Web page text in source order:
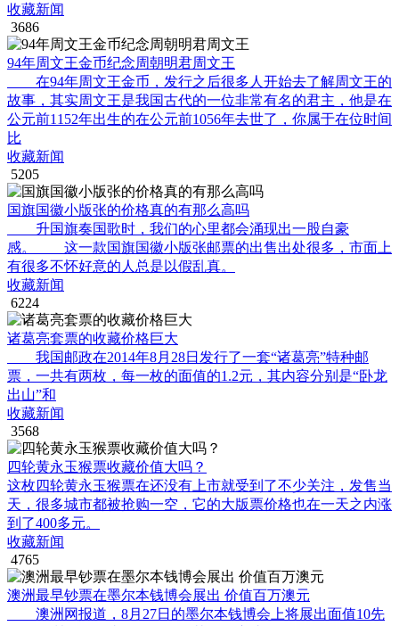
收藏新闻
3686
94年周文王金币纪念周朝明君周文王
在94年周文王金币，发行之后很多人开始去了解周文王的
故事，其实周文王是我国古代的一位非常有名的君主，他是在
公元前1152年出生的在公元前1056年去世了，你属于在位时间
比
收藏新闻
5205
国旗国徽小版张的价格真的有那么高吗
升国旗奏国歌时，我们的心里都会涌现出一股自豪
感。 这一款国旗国徽小版张邮票的出售出处很多，市面上
有很多不怀好意的人总是以假乱真。
收藏新闻
6224
诸葛亮套票的收藏价格巨大
我国邮政在2014年8月28日发行了一套“诸葛亮”特种邮
票，一共有两枚，每一枚的面值的1.2元，其内容分别是“卧龙
出山”和
收藏新闻
3568
四轮黄永玉猴票收藏价值大吗？
这枚四轮黄永玉猴票在还没有上市就受到了不少关注，发售当
天，很多城市都被抢购一空，它的大版票价格也在一天之内涨
到了400多元。
收藏新闻
4765
澳洲最早钞票在墨尔本钱博会展出 价值百万澳元
澳洲网报道，8月27日的墨尔本钱博会上将展出面值10先